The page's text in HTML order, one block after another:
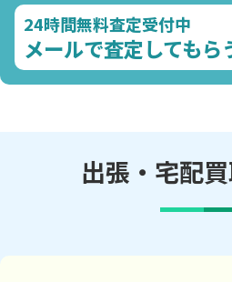
24時間無料査定受付中
メールで査定してもら
出張・宅配